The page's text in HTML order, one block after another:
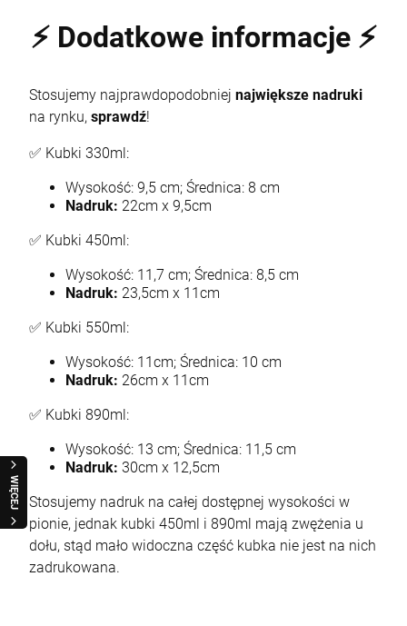
WIĘCEJ
⚡ Dodatkowe informacje ⚡
Stosujemy najprawdopodobniej największe nadruki
na rynku, sprawdź!
✅ Kubki 330ml:
Wysokość: 9,5 cm; Średnica: 8 cm
Nadruk: 22cm x 9,5cm
✅ Kubki 450ml:
Wysokość: 11,7 cm; Średnica: 8,5 cm
Nadruk: 23,5cm x 11cm
✅ Kubki 550ml:
Wysokość: 11cm; Średnica: 10 cm
Nadruk: 26cm x 11cm
✅ Kubki 890ml:
Wysokość: 13 cm; Średnica: 11,5 cm
Nadruk: 30cm x 12,5cm
Stosujemy nadruk na całej dostępnej wysokości w
pionie, jednak kubki 450ml i 890ml mają zwężenia u
dołu, stąd mało widoczna część kubka nie jest na nich
zadrukowana.